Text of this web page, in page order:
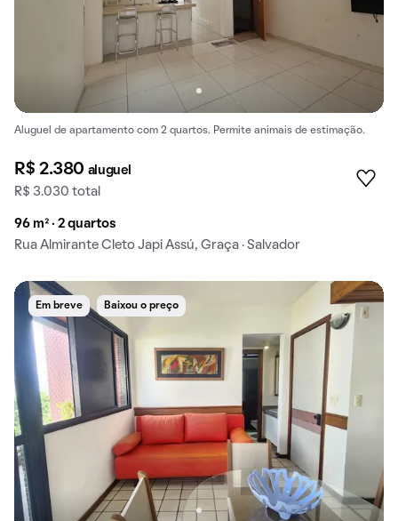
Aluguel de apartamento com 2 quartos. Permite animais de estimação.
R$ 2.380 aluguel
R$ 3.030 total
96 m² · 2 quartos
Rua Almirante Cleto Japi Assú, Graça · Salvador
Em breve Baixou o preço